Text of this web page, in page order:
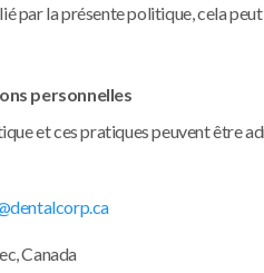
par la présente politique, cela
personnelles
et ces pratiques peuvent être
Canada